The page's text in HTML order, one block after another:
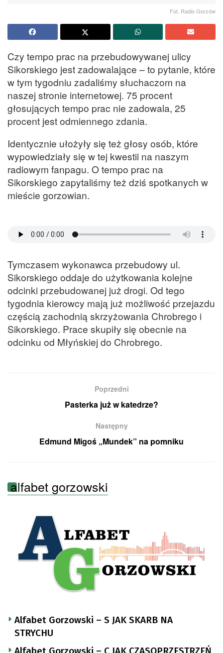
Fot. Radio Gorzów
Czy tempo prac na przebudowywanej ulicy
Sikorskiego jest zadowalające – to pytanie, które
w tym tygodniu zadaliśmy słuchaczom na
naszej stronie internetowej. 75 procent
głosujących tempo prac nie zadowala, 25
procent jest odmiennego zdania.
Identycznie ułożyły się też głosy osób, które
wypowiedziały się w tej kwestii na naszym
radiowym fanpagu. O tempo prac na
Sikorskiego zapytaliśmy też dziś spotkanych w
mieście gorzowian.
Tymczasem wykonawca przebudowy ul.
Sikorskiego oddaje do użytkowania kolejne
odcinki przebudowanej już drogi. Od tego
tygodnia kierowcy mają już możliwość przejazdu
częścią zachodnią skrzyżowania Chrobrego i
Sikorskiego. Prace skupiły się obecnie na
odcinku od Młyńskiej do Chrobrego.
Poprzedni
Pasterka już w katedrze?
Następny
Edmund Migoś „Mundek” na pomniku
alfabet gorzowski
Alfabet Gorzowski – S JAK SKARB NA
STRYCHU